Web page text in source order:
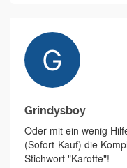
Grindysboy
Oder mit ein wenig
(Sofort-Kauf) die
Stichwort "Karotte"!